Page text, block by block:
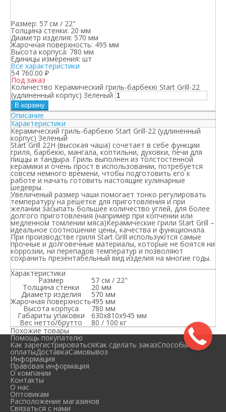
Размер: 57 см / 22"
Толщина стенки: 20 мм
Диаметр изделия: 570 мм
Жарочная поверхность: 495 мм
Высота корпуса: 780 мм
Единицы измерения: шт
Все характеристики
54 760.00 ₽
Под заказ
Количество Керамический гриль-барбекю Start Grill-22
(удлиненный корпус) Зеленый
В корзину
Описание
Характеристики
Керамический гриль-барбекю Start Grill-22 (удлиненный
корпус) Зеленый
Start Grill 22H (высокая чаша) сочетает в себе функции
гриля, барбекю, мангала, коптильни, духовки, печи для
пиццы и тандыра. Гриль выполнен из толстостенной
керамики и очень прост в использовании, потребуется
совсем немного времени, чтобы подготовить его к
работе и начать готовить настоящие кулинарные
шедевры.
Увеличеный размер чаши помогает тонко регулировать
температуру на решетке для приготовления и при
желании засыпать большее количество углей, для более
долгого приготовления (например при копчении или
медленном томлении мяса)Керамические грили Start Grill –
идеальное соотношение цены, качества и функционала.
При производстве гриля Start Grill используются самые
прочные и долговечные материалы, которые не боятся ни
коррозии, ни перепадов температур и позволяют
сохранить презентабельный вид изделия на многие годы.
Характеристики
Размер 57 см / 22"
Толщина стенки 20 мм
Диаметр изделия 570 мм
Жарочная поверхность495 мм
Высота корпуса 780 мм
Габариты упаковки 630x810x945 мм
Вес нетто/брутто
80 / 100 кг
Похожие товары
Помощь покупателю
Как зарегистрироватьсяКак сделать заказСпособы
оплатыДоставкаСамовывоз
Информация
Правовая информация
О компании
Контакты
О нас
Оптовикам
Расположение магазинов
Связаться с нами